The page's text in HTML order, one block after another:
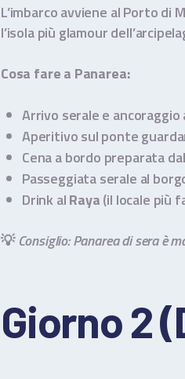
L’imbarco avviene al Porto di
l’isola più glamour
Cosa fare a Panarea:
Arrivo serale e ancoraggio
Aperitivo sul ponte
Cena a bordo preparata
Passeggiata serale al
Drink alRaya(il locale più
💡Consiglio: Panarea di sera è
Giorno 2